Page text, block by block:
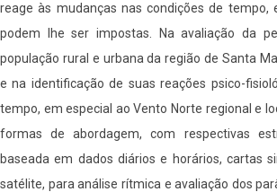
reage às mudanças nas condições de tempo,
podem lhe ser impostas. Na avaliação da
população rural e urbana da região de Santa
e na identificação de suas reações psico-
tempo, em especial ao Vento Norte regional e
formas de abordagem, com respectivas
baseada em dados diários e horários, cartas
satélite, para análise rítmica e avaliação dos